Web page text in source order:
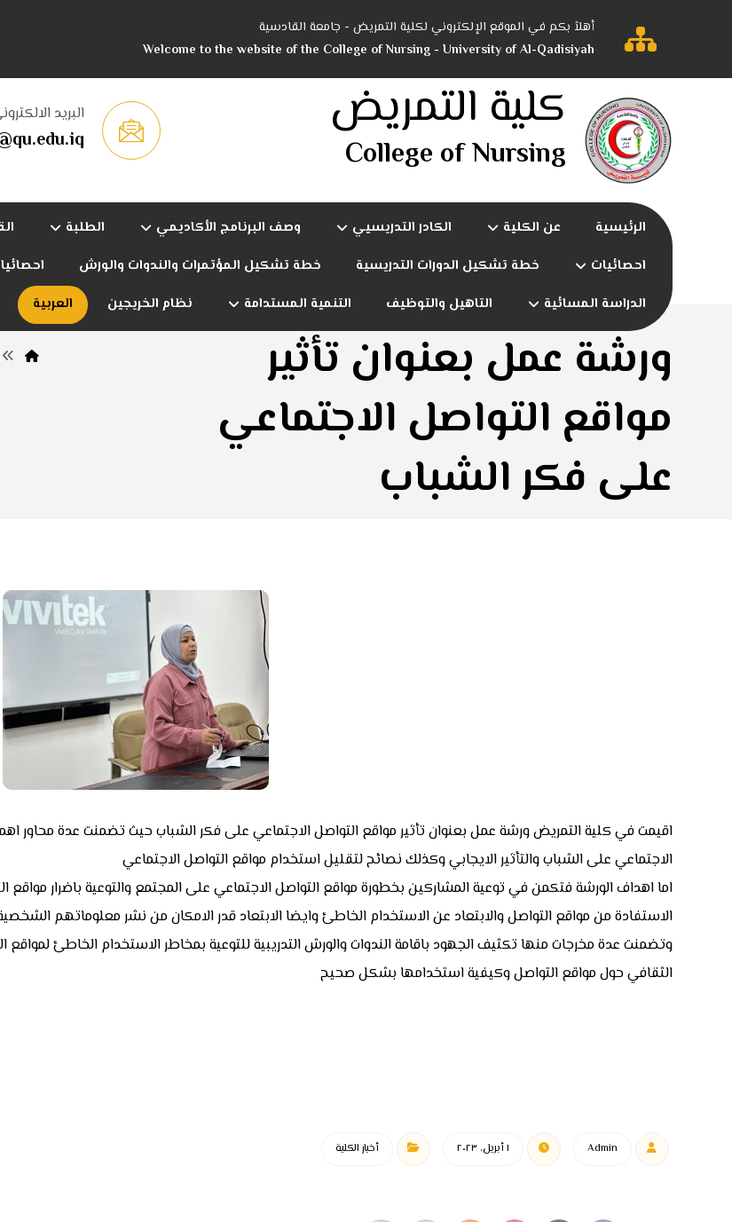
أهلاً بكم في الموقع الإلكتروني لكلية التمريض - جامعة القادسية
Welcome to the website of the College of Nursing - University of Al-Qadisiyah
كلية التمريض
College of Nursing
البريد
الرئيسية عن الكلية الكادر التدريسيي وصف البرنامج الأكاديمي الطلبة
احصائيات
خطة تشكيل الدورات التدريسية خطة تشكيل المؤتمرات والندوات والورش
الدراسة المسائية
التاهيل والتوظيف التنمية المستدامة نظام الخريجين العربية
ورشة عمل بعنوان تأثير
مواقع التواصل الاجتماعي
على فكر الشباب
اقيمت في كلية التمريض ورشة عمل بعنوان تأثير مواقع التواصل الاجتماعي على فكر الشباب حيث تضمنت عدة محاور
الاجتماعي على الشباب والتأثير الايجابي وكذلك نصائح لتقليل استخدام مواقع التواصل الاجتماعي
اما اهداف الورشة فتكمن في توعية المشاركين بخطورة مواقع التواصل الاجتماعي على المجتمع والتوعية باضرار
الاستفادة من مواقع التواصل والابتعاد عن الاستخدام الخاطئ وايضا الابتعاد قدر الامكان من نشر معلوماتهم
وتضمنت عدة مخرجات منها تكثيف الجهود باقامة الندوات والورش التدريبية للتوعية بمخاطر الاستخدام الخاطئ لمواقع
الثقافي حول مواقع التواصل وكيفية استخدامها بشكل صحيح
Admin ١ أبريل، ٢٠٢٣ أخبار الكلية